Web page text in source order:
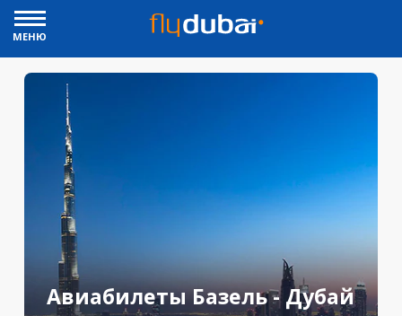
МЕНЮ
Авиабилеты Базель - Дубай